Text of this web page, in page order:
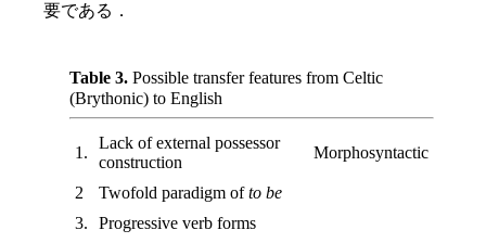
要である．
Table 3. Possible transfer features from Celtic
(Brythonic) to English
1.
Lack of external possessor
construction
Morphosyntactic
2 Twofold paradigm ofto be
3.
Progressive verb forms